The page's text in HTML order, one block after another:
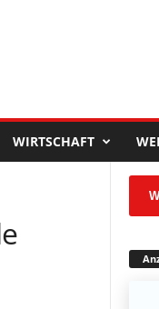
WIRTSCHAFT